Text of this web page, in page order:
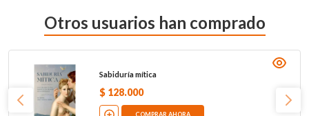
Otros usuarios han comprado
Sabiduría mítica
$ 128.000
COMPRAR AHORA